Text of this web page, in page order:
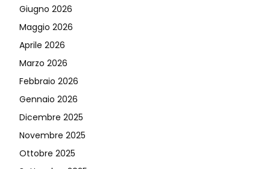
Giugno 2026
Maggio 2026
Aprile 2026
Marzo 2026
Febbraio 2026
Gennaio 2026
Dicembre 2025
Novembre 2025
Ottobre 2025